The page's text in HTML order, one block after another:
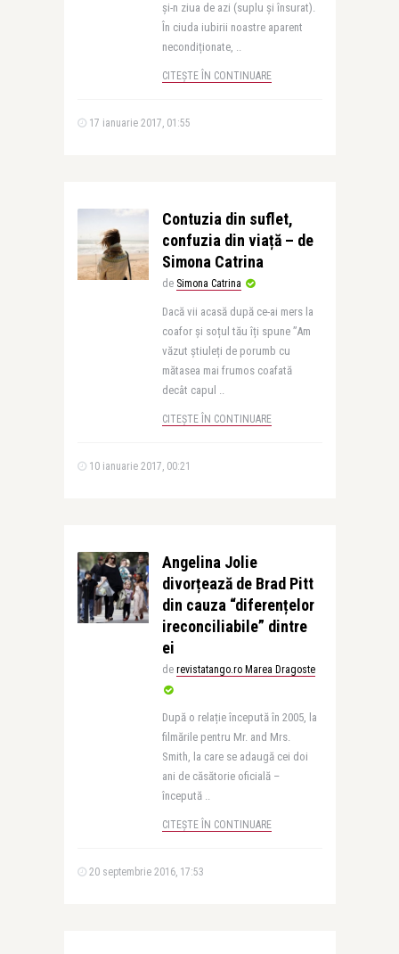
și-n ziua de azi (suplu și însurat).
În ciuda iubirii noastre aparent
necondiționate, ..
CITEȘTE ÎN CONTINUARE
17 ianuarie 2017, 01:55
Contuzia din suflet,
confuzia din viață – de
Simona Catrina
de Simona Catrina
Dacă vii acasă după ce-ai mers la
coafor și soțul tău îți spune ”Am
văzut știuleți de porumb cu
mătasea mai frumos coafată
decât capul ..
CITEȘTE ÎN CONTINUARE
10 ianuarie 2017, 00:21
Angelina Jolie
divorțează de Brad Pitt
din cauza “diferențelor
ireconciliabile” dintre
ei
de revistatango.ro Marea Dragoste
După o relație începută în 2005, la
filmările pentru Mr. and Mrs.
Smith, la care se adaugă cei doi
ani de căsătorie oficială –
începută ..
CITEȘTE ÎN CONTINUARE
20 septembrie 2016, 17:53